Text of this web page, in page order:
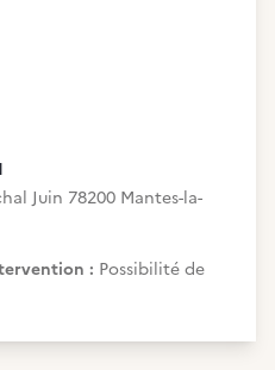
Juin 78200 Mantes-la-
: Possibilité de